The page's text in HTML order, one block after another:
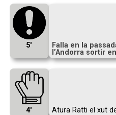
5′
Falla en la
l’Andorra sortir
4′ Atura Ratti el xut